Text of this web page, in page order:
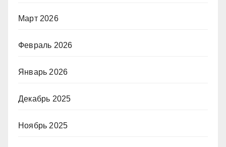
Март 2026
Февраль 2026
Январь 2026
Декабрь 2025
Ноябрь 2025